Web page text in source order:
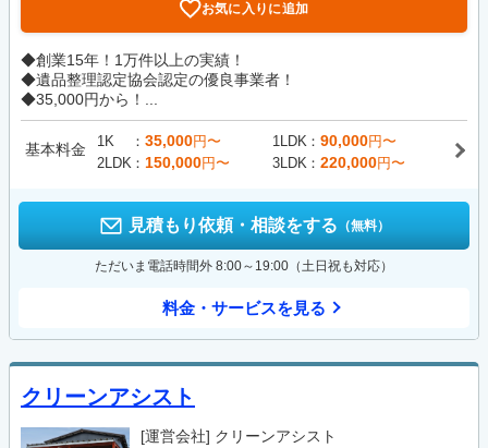
お気に入りに追加
◆創業15年！1万件以上の実績！
◆遺品整理認定協会認定の優良事業者！
◆35,000円から！...
基本料金 1K 35,000円〜 1LDK 90,000円〜
2LDK
150,000円〜 3LDK 220,000円〜
見積もり依頼・相談をする （無料）
ただいま電話時間外 8:00～19:00（土日祝も対応）
料金・サービスを見る
クリーンアシスト
[運営会社] クリーンアシスト